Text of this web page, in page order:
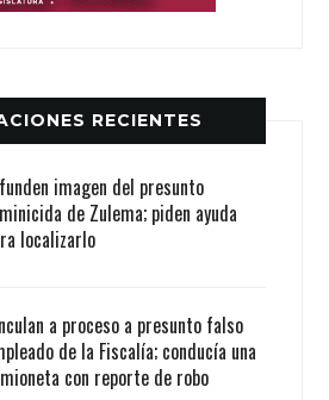
RECIENTES
imagen del presunto
de Zulema; piden ayuda
localizarlo
a proceso a presunto falso
de la Fiscalía; conducía una
con reporte de robo